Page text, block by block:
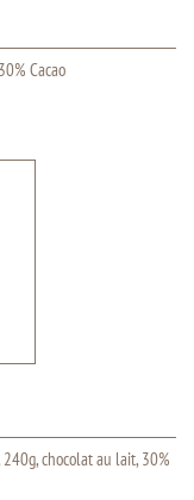
Cacao
chocolat au lait, 30%